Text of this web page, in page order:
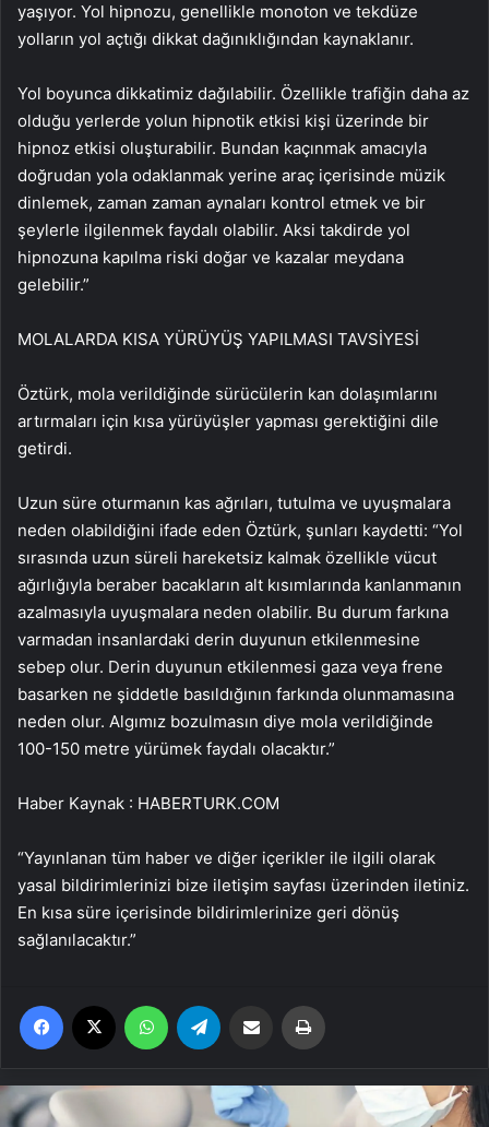
yaşıyor. Yol hipnozu, genellikle monoton ve tekdüze
yolların yol açtığı dikkat dağınıklığından kaynaklanır.
Yol boyunca dikkatimiz dağılabilir. Özellikle trafiğin daha az
olduğu yerlerde yolun hipnotik etkisi kişi üzerinde bir
hipnoz etkisi oluşturabilir. Bundan kaçınmak amacıyla
doğrudan yola odaklanmak yerine araç içerisinde müzik
dinlemek, zaman zaman aynaları kontrol etmek ve bir
şeylerle ilgilenmek faydalı olabilir. Aksi takdirde yol
hipnozuna kapılma riski doğar ve kazalar meydana
gelebilir.”
MOLALARDA KISA YÜRÜYÜŞ YAPILMASI TAVSİYESİ
Öztürk, mola verildiğinde sürücülerin kan dolaşımlarını
artırmaları için kısa yürüyüşler yapması gerektiğini dile
getirdi.
Uzun süre oturmanın kas ağrıları, tutulma ve uyuşmalara
neden olabildiğini ifade eden Öztürk, şunları kaydetti: “Yol
sırasında uzun süreli hareketsiz kalmak özellikle vücut
ağırlığıyla beraber bacakların alt kısımlarında kanlanmanın
azalmasıyla uyuşmalara neden olabilir. Bu durum farkına
varmadan insanlardaki derin duyunun etkilenmesine
sebep olur. Derin duyunun etkilenmesi gaza veya frene
basarken ne şiddetle basıldığının farkında olunmamasına
neden olur. Algımız bozulmasın diye mola verildiğinde
100-150 metre yürümek faydalı olacaktır.”
Haber Kaynak : HABERTURK.COM
“Yayınlanan tüm haber ve diğer içerikler ile ilgili olarak
yasal bildirimlerinizi bize iletişim sayfası üzerinden iletiniz.
En kısa süre içerisinde bildirimlerinize geri dönüş
sağlanılacaktır.”
Facebook WhatsApp Email'den paylaş